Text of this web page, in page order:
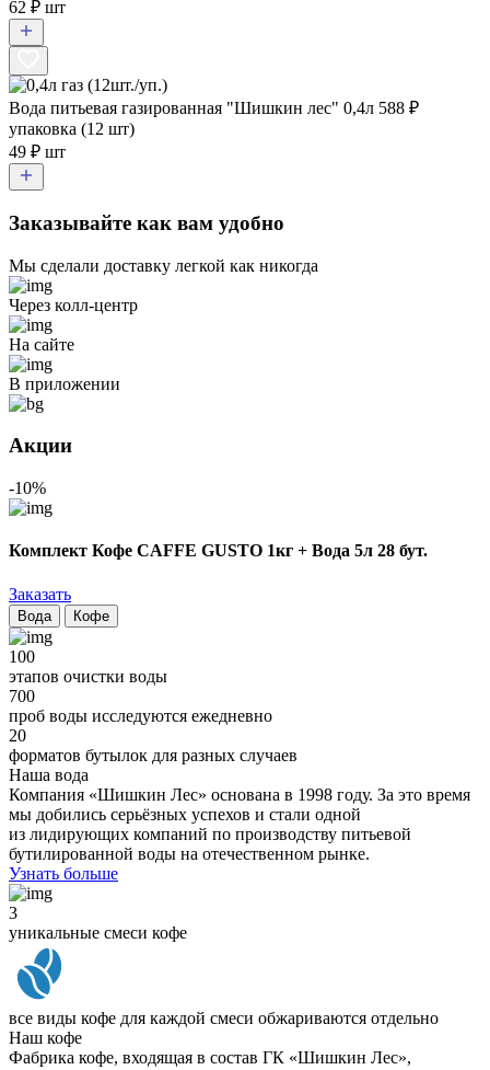
62 ₽ шт
Вода питьевая газированная "Шишкин лес" 0,4л 588 ₽
упаковка (12 шт)
49 ₽ шт
Заказывайте как вам удобно
Мы сделали доставку легкой как никогда
Через колл-центр
На сайте
В приложении
Акции
-10%
Комплект Кофе CAFFE GUSTO 1кг + Вода 5л 28 бут.
Заказать
Вода Кофе
100
этапов очистки воды
700
проб воды исследуются ежедневно
20
форматов бутылок для разных случаев
Наша вода
Компания «Шишкин Лес» основана в 1998 году. За это время
мы добились серьёзных успехов и стали одной
из лидирующих компаний по производству питьевой
бутилированной воды на отечественном рынке.
Узнать больше
3
уникальные смеси кофе
все виды кофе для каждой смеси обжариваются отдельно
Наш кофе
Фабрика кофе, входящая в состав ГК «Шишкин Лес»,